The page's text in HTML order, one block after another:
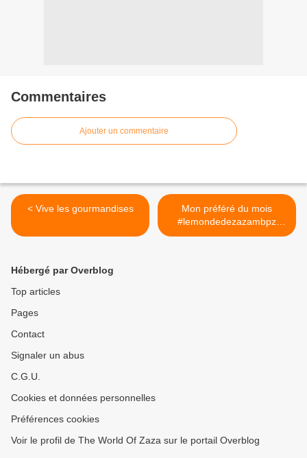
Commentaires
Ajouter un commentaire
< Vive les gourmandises
Mon préféré du mois
#lemondedezazambpz
#birchbox #beaute
Hébergé par Overblog
Top articles
Pages
Contact
Signaler un abus
C.G.U.
Cookies et données personnelles
Préférences cookies
Voir le profil de The World Of Zaza sur le portail Overblog